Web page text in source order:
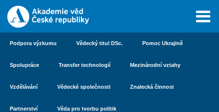
Podpora výzkumu Vědecký titul DSc. Pomoc Ukrajině
Spolupráce Transfer technologií Mezinárodní vztahy
Vzdělávání Vědecké společnosti Znalecká činnost
Partnerství Věda pro tvorbu politik